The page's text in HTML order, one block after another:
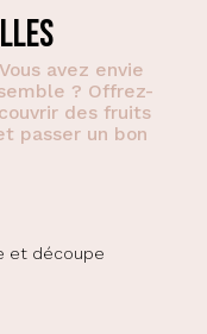
avez envie
? Offrez-
des fruits
passer un bon
et découpe